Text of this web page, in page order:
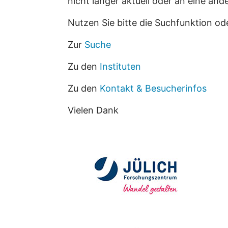
Nutzen Sie bitte die Suchfunktion
Zur Suche
Zu den Instituten
Zu den Kontakt & Besucherinfos
Vielen Dank